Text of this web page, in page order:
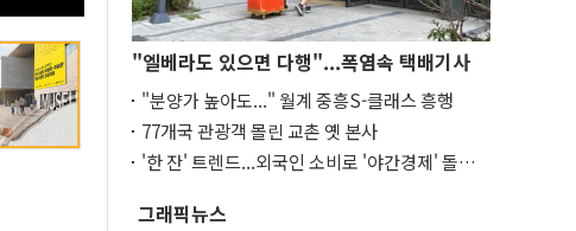
"엘베라도 있으면 다행"...폭염속 택배기사
"분양가 높아도..." 월계 중흥S-클래스 흥행
77개국 관광객 몰린 교촌 옛 본사
'한 잔' 트렌드...외국인 소비로 '야간경제' 돌파
그래픽뉴스